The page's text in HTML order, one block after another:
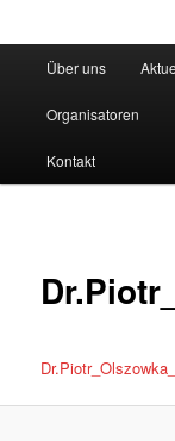
HauptmenüÜber uns
Organisatoren
Kontakt